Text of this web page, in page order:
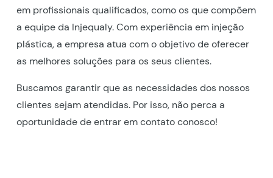
em profissionais qualificados, como os que compõem
a equipe da Injequaly. Com experiência em injeção
plástica, a empresa atua com o objetivo de oferecer
as melhores soluções para os seus clientes.
Buscamos garantir que as necessidades dos nossos
clientes sejam atendidas. Por isso, não perca a
oportunidade de entrar em contato conosco!